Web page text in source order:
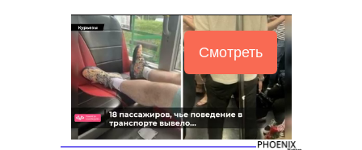
Смотреть
Следующее видео Отмена